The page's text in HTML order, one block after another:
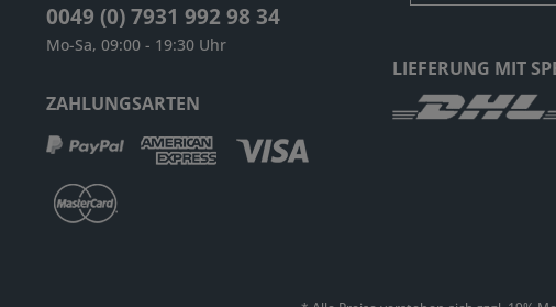
0049 (0) 7931 992 98 34
Mo-Sa, 09:00 - 19:30 Uhr
ZAHLUNGSARTEN
LIEFERUNG MIT